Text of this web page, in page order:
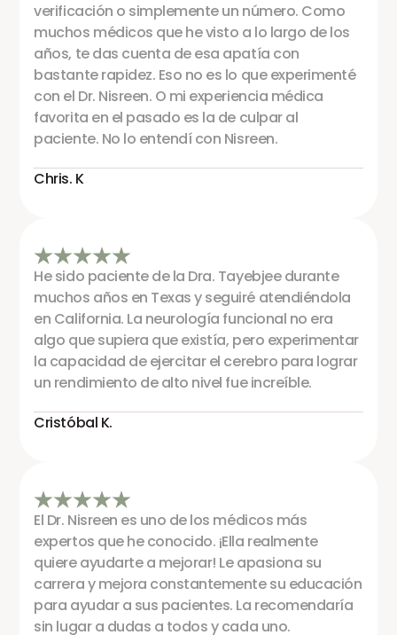
verificación o simplemente un número. Como
muchos médicos que he visto a lo largo de los
años, te das cuenta de esa apatía con
bastante rapidez. Eso no es lo que experimenté
con el Dr. Nisreen. O mi experiencia médica
favorita en el pasado es la de culpar al
paciente. No lo entendí con Nisreen.
Chris. K
He sido paciente de la Dra. Tayebjee durante
muchos años en Texas y seguiré atendiéndola
en California. La neurología funcional no era
algo que supiera que existía, pero experimentar
la capacidad de ejercitar el cerebro para lograr
un rendimiento de alto nivel fue increíble.
Cristóbal K.
El Dr. Nisreen es uno de los médicos más
expertos que he conocido. ¡Ella realmente
quiere ayudarte a mejorar! Le apasiona su
carrera y mejora constantemente su educación
para ayudar a sus pacientes. La recomendaría
sin lugar a dudas a todos y cada uno.